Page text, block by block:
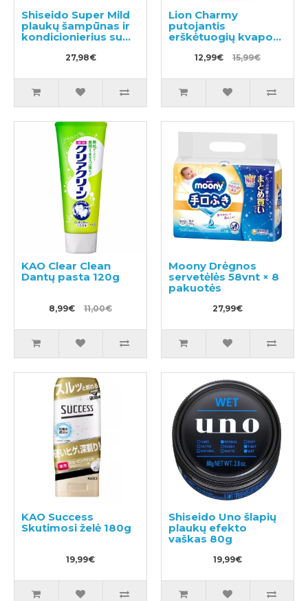
Shiseido Super Mild
plaukų šampūnas ir
kondicionierius su
žolelių aromatu
27,98€
Lion Charmy
putojantis
erškėtuogių kvapo
indų ploviklis,
užpildas 550ml
12,99€ 15,99€
KAO Clear Clean
Dantų pasta 120g
8,99€ 11,00€
Moony Drėgnos
servetėlės 58vnt × 8
pakuotės
27,99€
KAO Success
Skutimosi želė 180g
19,99€
Shiseido Uno šlapių
plaukų efekto
vaškas 80g
19,99€